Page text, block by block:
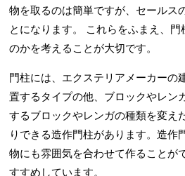
物を取るのは簡単ですが、セールス
とになります。 これらをふまえ、
のかを考えることが大切です。
門柱には、エクステリアメーカーの
置するタイプの他、ブロックやレン
するブロックやレンガの種類を変え
りできる造作門柱があります。造作
物にも雰囲気を合わせて作ることが
すすめしています。